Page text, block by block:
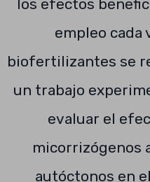
los efectos
empleo cada
biofertilizantes se
un trabajo
evaluar el
micorrizógenos
autóctonos en